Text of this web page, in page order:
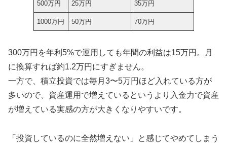
500万円 25万円 35万円
1000万円 50万円 70万円
300万円を年利5%で運用しても年間の利益は15万円。月
に換算すれば約1.2万円にすぎません。
一方で、積立投資では毎月3〜5万円ほど入れている方が
多いので、資産運用で増えているというより入金力で資産
が増えている実感の方が大きくなりやすいです。
「投資しているのに全然増えない」と感じてやめてしまう